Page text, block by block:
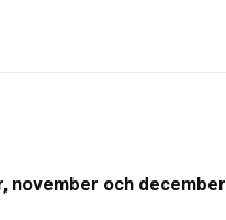
november och december